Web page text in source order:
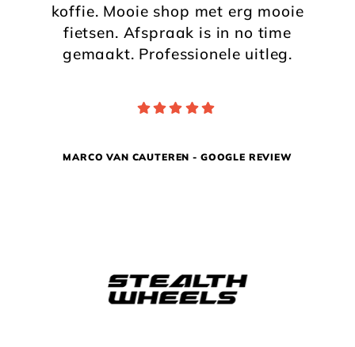
koffie. Mooie shop met erg mooie
fietsen. Afspraak is in no time
gemaakt. Professionele uitleg.
MARCO VAN CAUTEREN - GOOGLE REVIEW